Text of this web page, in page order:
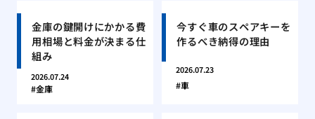
金庫の鍵開けにかかる費
用相場と料金が決まる仕
組み
2026.07.24
金庫
今すぐ車のスペアキーを
作るべき納得の理由
2026.07.23
車